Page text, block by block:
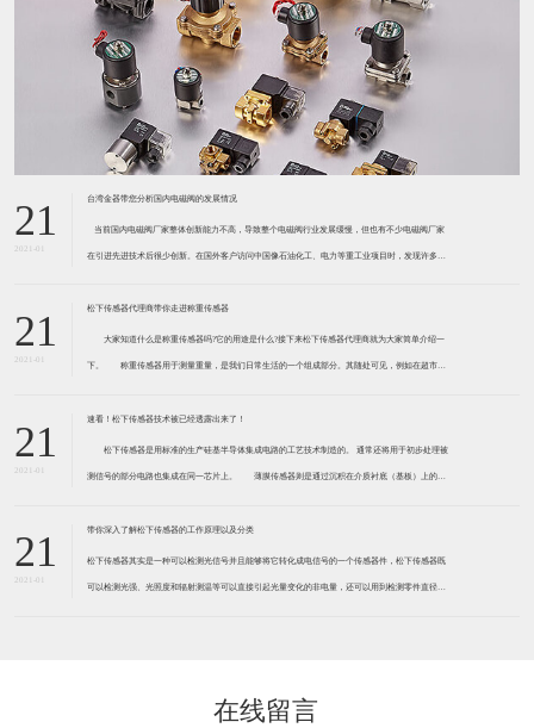
21
2021-01
台湾金器带您分析国内电磁阀的发展情况
​ 当前国内电磁阀厂家整体创新能力不高，导致整个电磁阀行业发展缓慢，但也有不少电磁阀厂家
在引进先进技术后很少创新。在国外客户访问中国像石油化工、电力等重工业项目时，发现许多项
21
2021-01
松下传感器代理商带你走进称重传感器
大家知道什么是称重传感器吗?它的用途是什么?接下来松下传感器代理商就为大家简单介绍一
下。 称重传感器用于测量重量，是我们日常生活的一个组成部分。其随处可见，例如在超市柜
带有应变片的弹性体组成。弹性体通常由钢
21
2021-01
速看！松下传感器技术被已经透露出来了！
松下传感器是用标准的生产硅基半导体集成电路的工艺技术制造的。 通常还将用于初步处理被
测信号的部分电路也集成在同一芯片上。 薄膜传感器则是通过沉积在介质衬底（基板）上的，
器是利用相应材料的浆料，涂覆在陶瓷基片上
21
2021-01
带你深入了解松下传感器的工作原理以及分类
松下传感器其实是一种可以检测光信号并且能够将它转化成电信号的一个传感器件，松下传感器既
可以检测光强、光照度和辐射测温等可以直接引起光量变化的非电量，还可以用到检测零件直径、
在线留言